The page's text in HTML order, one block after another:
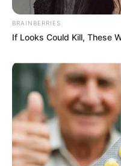
BRAINBERRIES
If Looks Could Kill, These